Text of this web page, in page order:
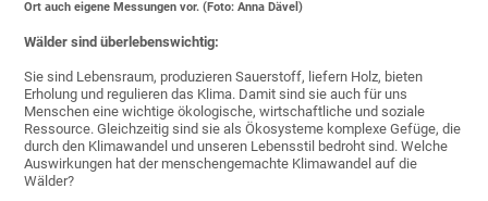
Ort auch eigene Messungen vor. (Foto: Anna Dävel)
Wälder sind überlebenswichtig:
Sie sind Lebensraum, produzieren Sauerstoff, liefern Holz, bieten
Erholung und regulieren das Klima. Damit sind sie auch für uns
Menschen eine wichtige ökologische, wirtschaftliche und soziale
Ressource. Gleichzeitig sind sie als Ökosysteme komplexe Gefüge, die
durch den Klimawandel und unseren Lebensstil bedroht sind. Welche
Auswirkungen hat der menschengemachte Klimawandel auf die
Wälder?